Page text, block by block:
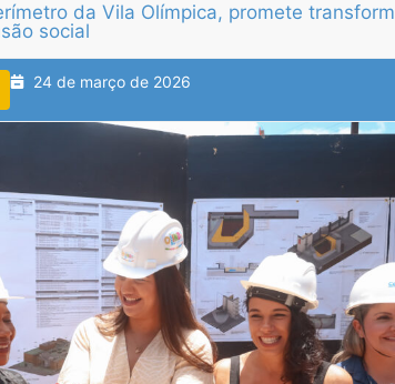
da Vila Olímpica, promete
social
24 de março de 2026